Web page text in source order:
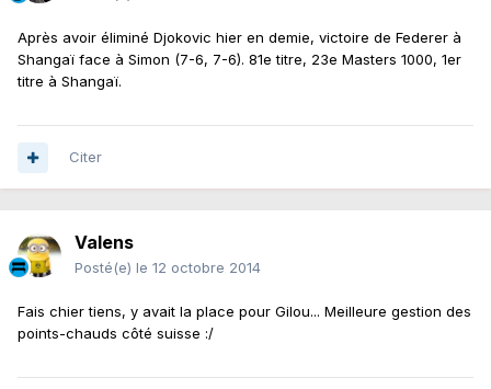
Après avoir éliminé Djokovic hier en demie, victoire de Federer à
Shangaï face à Simon (7-6, 7-6). 81e titre, 23e Masters 1000, 1er
titre à Shangaï.
Citer
Valens
Posté(e) le 12 octobre 2014
Fais chier tiens, y avait la place pour Gilou... Meilleure gestion des
points-chauds côté suisse :/